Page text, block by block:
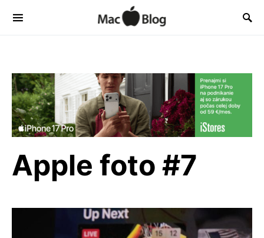
Apple foto #7